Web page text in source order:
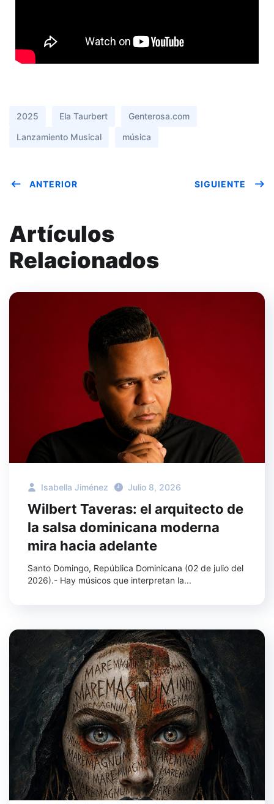
2025 Ela Taurbert
Genterosa.com
Lanzamiento Musical
música
ANTERIOR SIGUIENTE
Artículos
Relacionados
Isabella Jiménez Julio 8, 2026
Wilbert Taveras: el arquitecto de
la salsa dominicana moderna
mira hacia adelante
Santo Domingo, República Dominicana (02 de julio del
2026).- Hay músicos que interpretan la...